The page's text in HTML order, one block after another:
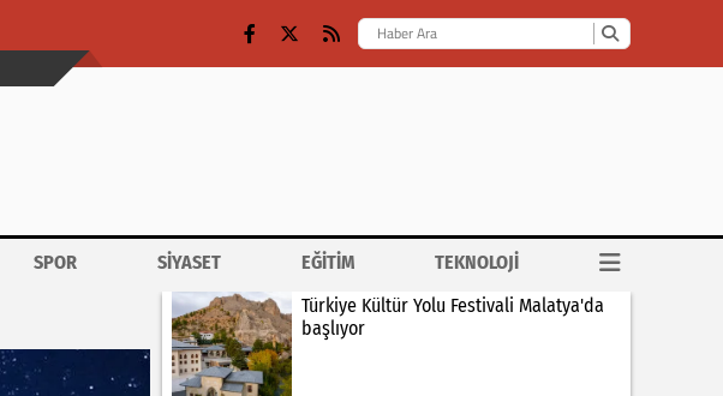
SPOR SİYASET EĞİTİM TEKNOLOJİ
Türkiye Kültür Yolu Festivali Malatya'da
başlıyor